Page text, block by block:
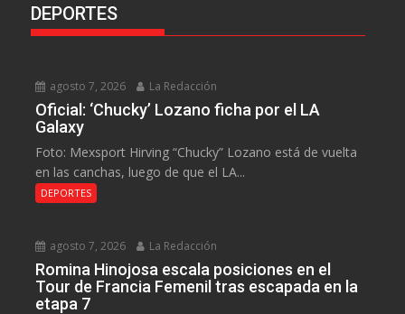
DEPORTES
agosto 7, 2026 La Redacción
Oficial: ‘Chucky’ Lozano ficha por el LA
Galaxy
Foto: Mexsport Hirving “Chucky” Lozano está de vuelta
en las canchas, luego de que el LA...
DEPORTES
agosto 7, 2026 La Redacción
Romina Hinojosa escala posiciones en el
Tour de Francia Femenil tras escapada en la
etapa 7